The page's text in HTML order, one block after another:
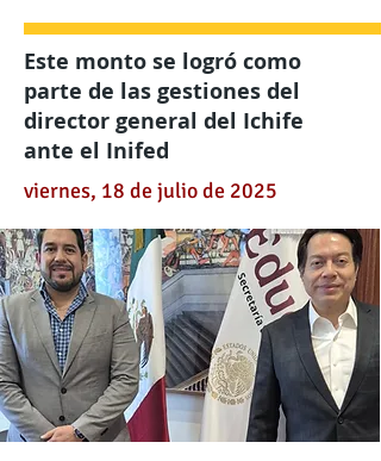
Este monto se logró como
parte de las gestiones del
director general del Ichife
ante el Inifed
viernes, 18 de julio de 2025